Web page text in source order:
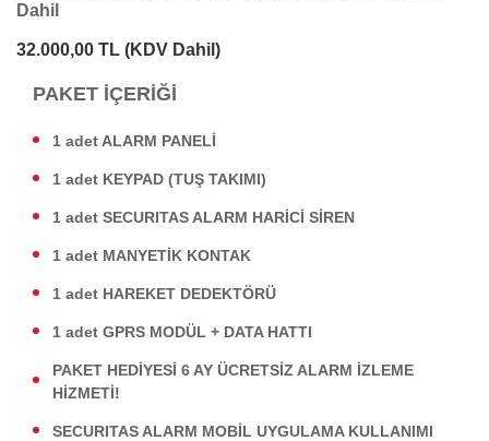
Dahil
32.000,00 TL (KDV Dahil)
PAKET İÇERİĞİ
1 adet ALARM PANELİ
1 adet KEYPAD (TUŞ TAKIMI)
1 adet SECURITAS ALARM HARİCİ SİREN
1 adet MANYETİK KONTAK
1 adet HAREKET DEDEKTÖRÜ
1 adet GPRS MODÜL + DATA HATTI
PAKET HEDİYESİ 6 AY ÜCRETSİZ ALARM İZLEME
HİZMETİ!
SECURITAS ALARM MOBİL UYGULAMA KULLANIMI